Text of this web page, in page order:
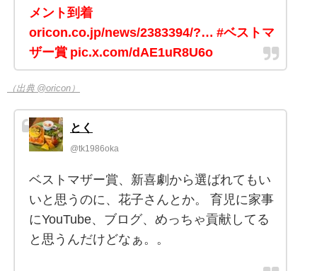
メント到着
oricon.co.jp/news/2383394/?… #ベストマ
ザー賞 pic.x.com/dAE1uR8U6o
（出典 @oricon）
とく
@tk1986oka
ベストマザー賞、新喜劇から選ばれてもい
いと思うのに、花子さんとか。 育児に家事
にYouTube、ブログ、めっちゃ貢献してる
と思うんだけどなぁ。。